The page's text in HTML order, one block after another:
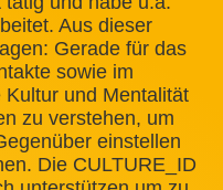
Aus dieser
Gerade für das
sowie im
und Mentalität
zu verstehen, um
einstellen
Die CULTURE_ID